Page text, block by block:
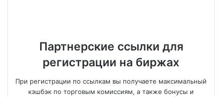
Партнерские ссылки для
регистрации на биржах
При регистрации по ссылкам вы получаете максимальный
кэшбэк по торговым комиссиям, а также бонусы и